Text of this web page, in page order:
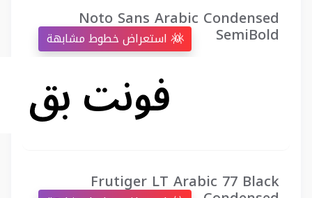
Noto Sans Arabic Condensed
SemiBold
Frutiger LT Arabic 77 Black